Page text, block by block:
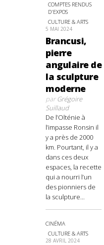
COMPTES RENDUS
D'EXPOS
CULTURE & ARTS
5 MAI 2024
Brancusi,
pierre
angulaire de
la sculpture
moderne
parGrégoire
Suillaud
De l’Olténie à
l’impasse Ronsin il
y a près de 2000
km. Pourtant, il y a
dans ces deux
espaces, la recette
qui a nourri l’un
des pionniers de
la sculpture...
CINÉMA
CULTURE & ARTS
28 AVRIL 2024